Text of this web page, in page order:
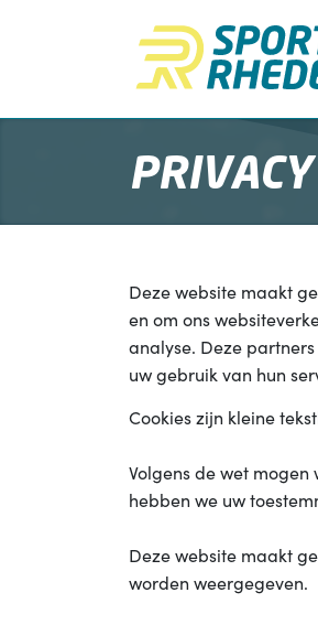
Deze website maakt
en om ons
analyse. Deze
uw gebruik van hun
Cookies zijn kleine
Volgens de wet
hebben we uw
Deze website maakt
worden weergegeven.